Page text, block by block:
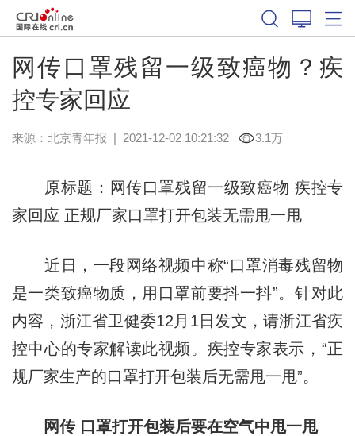
网传口罩残留一级致癌物？疾
控专家回应
来源： 北京青年报 | 2021-12-02 10:21:32 3.1万
原标题：网传口罩残留一级致癌物 疾控专
家回应 正规厂家口罩打开包装无需甩一甩
近日，一段网络视频中称“口罩消毒残留物
是一类致癌物质，用口罩前要抖一抖”。针对此
内容，浙江省卫健委12月1日发文，请浙江省疾
控中心的专家解读此视频。疾控专家表示，“正
规厂家生产的口罩打开包装后无需甩一甩”。
网传 口罩打开包装后要在空气中甩一甩